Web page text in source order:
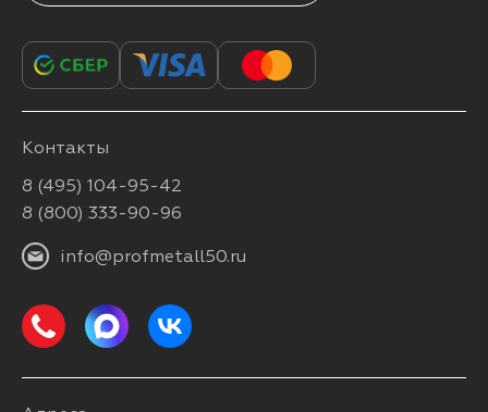
Контакты
8 (495) 104-95-42
8 (800) 333-90-96
info@profmetall50.ru